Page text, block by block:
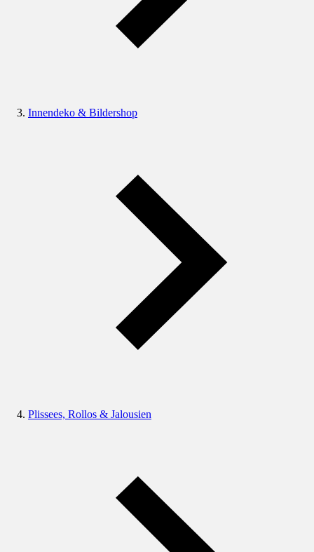
Innendeko & Bildershop
Plissees, Rollos & Jalousien